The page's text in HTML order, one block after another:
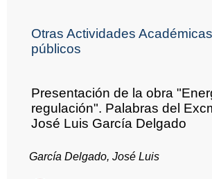
Otras Actividades
públicos
Presentación de la obra
regulación". Palabras del
José Luis García Delgado
García Delgado, José Luis